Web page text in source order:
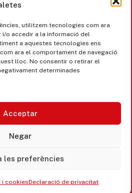
utilitzem tecnologies com ara
o accedir a la informació del
a aquestes tecnologies ens
ara el comportament de navegació
lloc. No consentir o retirar el
determinades
Acceptar
Negar
les preferències
i cookiesDeclaració de privacitat
· S’Agaró